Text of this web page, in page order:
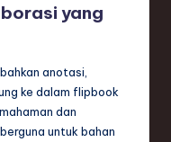
yang
anotasi,
ke dalam flipbook
dan
untuk bahan